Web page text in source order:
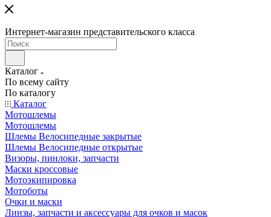
Интернет-магазин представительского класса
Каталог
По всему сайту
По каталогу
Каталог
Мотошлемы
Мотошлемы
Шлемы Велосипедные закрытые
Шлемы Велосипедные открытые
Визоры, пинлоки, запчасти
Маски кроссовые
Мотоэкипировка
Мотоботы
Очки и маски
Линзы, запчасти и аксессуары для очков и масок